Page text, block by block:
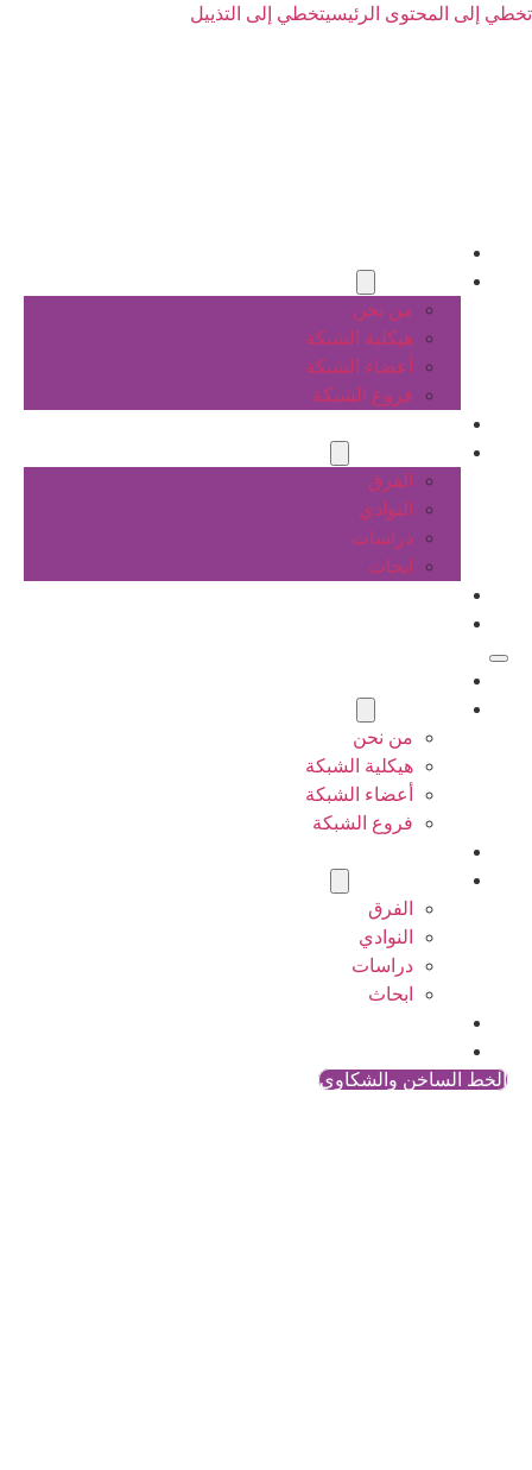
تخطي إلى المحتوى الرئيسيتخطي إلى التذييل
من نحن
هيكلية الشبكة
أعضاء الشبكة
فروع الشبكة
الفرق
النوادي
دراسات
ابحاث
من نحن
هيكلية الشبكة
أعضاء الشبكة
فروع الشبكة
الفرق
النوادي
دراسات
ابحاث
الخط الساخن والشكاوي